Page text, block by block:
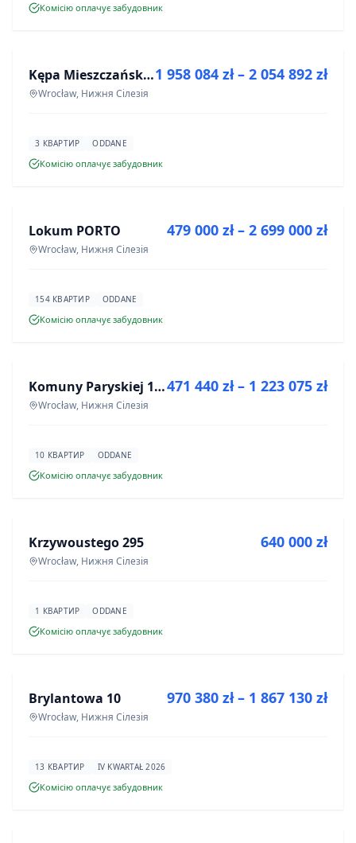
Комісію оплачує забудовник
ІНВЕСТИЦІЯ Kępa Mieszczańska - lokale użytkowe
Wrocław, Нижня Сілезія
1 958 084 zł – 2 054 892 zł
3 КВАРТИР ODDANE
Комісію оплачує забудовник
ІНВЕСТИЦІЯ
Lokum PORTO
Wrocław, Нижня Сілезія
479 000 zł – 2 699 000 zł
154 КВАРТИР ODDANE
Комісію оплачує забудовник
ІНВЕСТИЦІЯ Komuny Paryskiej 19a
Wrocław, Нижня Сілезія
471 440 zł – 1 223 075 zł
10 КВАРТИР ODDANE
Комісію оплачує забудовник
ІНВЕСТИЦІЯ
Krzywoustego 295
Wrocław, Нижня Сілезія
640 000 zł
1 КВАРТИР ODDANE
Комісію оплачує забудовник
ІНВЕСТИЦІЯ
Brylantowa 10
Wrocław, Нижня Сілезія
970 380 zł – 1 867 130 zł
13 КВАРТИР IV KWARTAŁ 2026
Комісію оплачує забудовник